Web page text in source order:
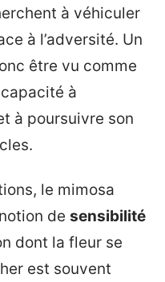
à véhiculer
à l’adversité. Un
être vu comme
à
à poursuivre son
le mimosa
de sensibilité
dont la fleur se
est souvent